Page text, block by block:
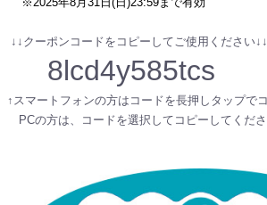
↓↓クーポンコードをコピーしてご使用ください↓↓
8lcd4y585tcs
↑スマートフォンの方はコードを長押しタップで
PCの方は、コードを選択してコピーしてくださ